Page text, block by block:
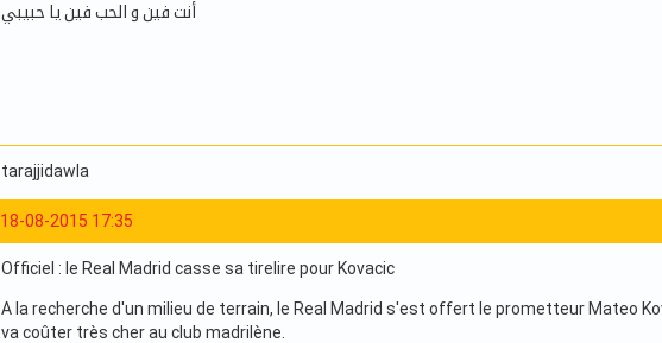
أنت فين و الحب فين يا حبيبي
tarajjidawla
18-08-2015 17:35
Officiel : le Real Madrid casse sa tirelire pour Kovacic
A la recherche d'un milieu de terrain, le Real Madrid s'est offert le prometteur Mateo
va coûter très cher au club madrilène.